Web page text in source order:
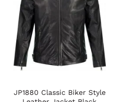
JP1880 Classic Biker Style